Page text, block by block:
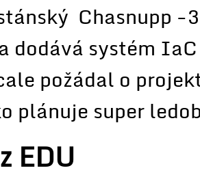
Chasnupp -
dodává systém
požádal o
plánuje super
EDU